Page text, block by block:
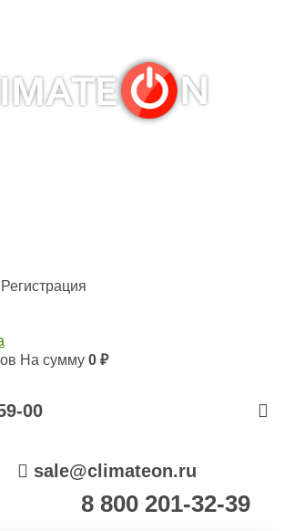
Регистрация
На сумму 0 ₽
00
sale@climateon.ru
8 800 201-32-39